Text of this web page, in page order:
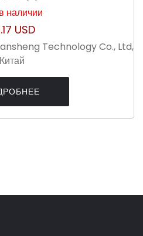
наличии
USD
Technology Co., Ltd,
Китай